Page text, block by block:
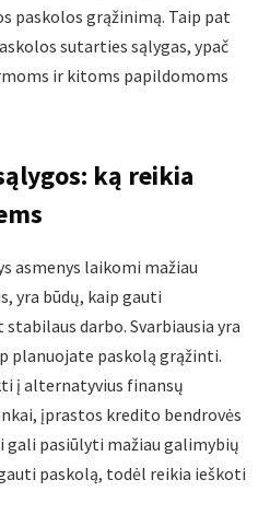
paskolos grąžinimą. Taip pat
sutarties sąlygas, ypač
ir kitoms papildomoms
ką reikia
asmenys laikomi mažiau
yra būdų, kaip gauti
darbo. Svarbiausia yra
planuojate paskolą grąžinti.
į alternatyvius finansų
įprastos kredito bendrovės
pasiūlyti mažiau galimybių
paskolą, todėl reikia ieškoti